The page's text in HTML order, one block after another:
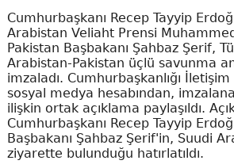
Cumhurbaşkanı Recep Tayyip
Arabistan Veliaht Prensi
Pakistan Başbakanı Şahbaz Şerif,
Arabistan-Pakistan üçlü savunma
imzaladı. Cumhurbaşkanlığı İletişim
sosyal medya hesabından,
ilişkin ortak açıklama paylaşıldı.
Cumhurbaşkanı Recep Tayyip
Başbakanı Şahbaz Şerif'in, Suudi
ziyarette bulunduğu hatırlatıldı.